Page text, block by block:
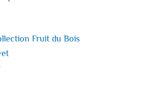
Fruit du Bois